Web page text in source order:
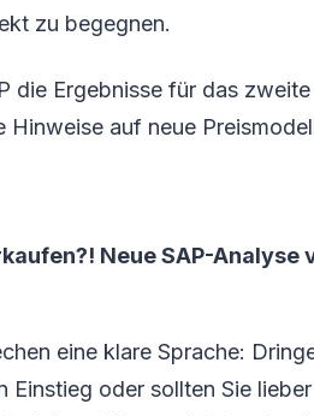
zu begegnen.
die Ergebnisse für das
auf neue
Neue SAP-Analyse
eine klare Sprache:
Einstieg oder sollten Sie